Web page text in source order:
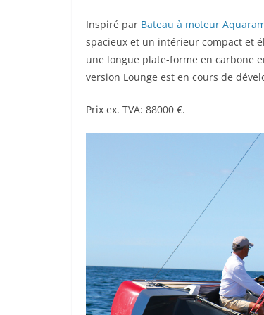
Inspiré par Bateau à moteur
spacieux et un intérieur compact et
une longue plate-forme en carbone
version Lounge est en cours de
Prix ​​ex. TVA: 88000 €.